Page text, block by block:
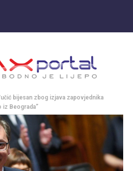
bijesan zbog izjava zapovjednika
iz Beograda”